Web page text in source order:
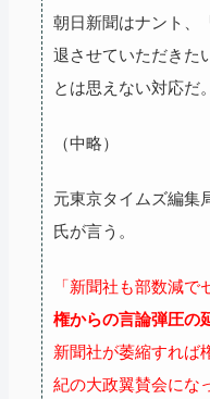
朝日新聞はナント、
退させていただきた
とは思えない対応だ。
（中略）
元東京タイムズ編集
氏が言う。
「新聞社も部数減で
権からの言論弾圧の
新聞社が萎縮すれば
紀の大政翼賛会にな